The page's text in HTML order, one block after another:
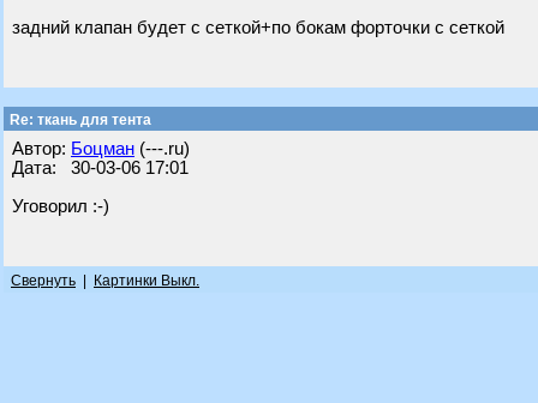
задний клапан будет с сеткой+по бокам форточки с сеткой
Re: ткань для тента
Автор: Бoцман (---.ru)
Дата: 30-03-06 17:01
Уговорил :-)
Свернуть Картинки Выкл.